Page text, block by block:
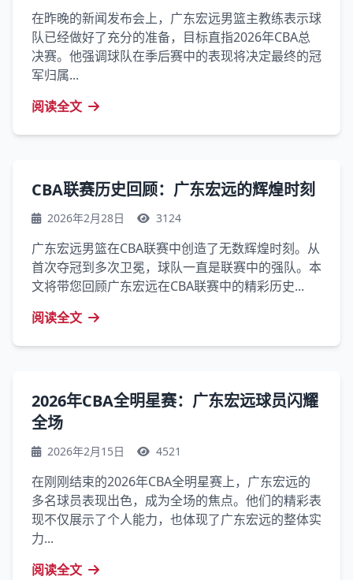
在昨晚的新闻发布会上，广东宏远男篮主教练表示球
队已经做好了充分的准备，目标直指2026年CBA总
决赛。他强调球队在季后赛中的表现将决定最终的冠
军归属...
阅读全文
CBA联赛历史回顾：广东宏远的辉煌时刻
2026年2月28日 3124
广东宏远男篮在CBA联赛中创造了无数辉煌时刻。从
首次夺冠到多次卫冕，球队一直是联赛中的强队。本
文将带您回顾广东宏远在CBA联赛中的精彩历史...
阅读全文
2026年CBA全明星赛：广东宏远球员闪耀
全场
2026年2月15日 4521
在刚刚结束的2026年CBA全明星赛上，广东宏远的
多名球员表现出色，成为全场的焦点。他们的精彩表
现不仅展示了个人能力，也体现了广东宏远的整体实
力...
阅读全文